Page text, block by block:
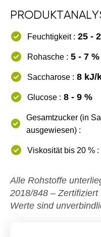
Feuchtigkeit : 25 -
Rohasche : 5 - 7 %
Saccharose : 8 kJ/
Glucose : 8 - 9 %
Gesamtzucker (in
ausgewiesen) :
Viskosität bis 20 % :
Alle Rohstoffe
2018/848 –
Werte sind